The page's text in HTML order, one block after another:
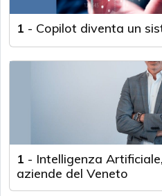
1 - Copilot diventa un
1 - Intelligenza
aziende del Veneto